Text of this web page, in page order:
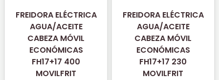
FREIDORA ELÉCTRICA
AGUA/ACEITE
CABEZA MÓVIL
ECONÓMICAS
FH17+17 400
MOVILFRIT
FREIDORA ELÉCTRICA
AGUA/ACEITE
CABEZA MÓVIL
ECONÓMICAS
FH17+17 230
MOVILFRIT